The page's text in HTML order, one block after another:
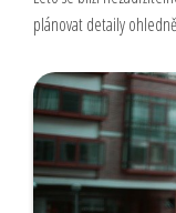
plánovat detaily